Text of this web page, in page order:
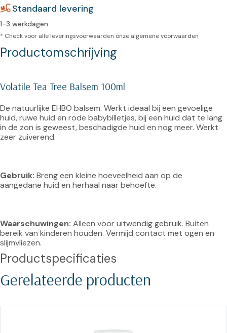
Standaard levering
1-3 werkdagen
* Check voor alle leveringsvoorwaarden onze algemene voorwaarden
Productomschrijving
Volatile Tea Tree Balsem 100ml
De natuurlijke EHBO balsem. Werkt ideaal bij een gevoelige
huid, ruwe huid en rode babybilletjes, bij een huid dat te lang
in de zon is geweest, beschadigde huid en nog meer. Werkt
zeer zuiverend.
Gebruik: Breng een kleine hoeveelheid aan op de
aangedane huid en herhaal naar behoefte.
Waarschuwingen: Alleen voor uitwendig gebruik. Buiten
bereik van kinderen houden. Vermijd contact met ogen en
slijmvliezen.
Productspecificaties
Gerelateerde producten